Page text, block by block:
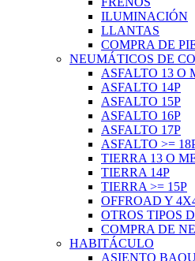
ILUMINACIÓN
LLANTAS
COMPRA DE
NEUMÁTICOS DE
ASFALTO 13 O
ASFALTO 14P
ASFALTO 15P
ASFALTO 16P
ASFALTO 17P
ASFALTO >=
TIERRA 13 O
TIERRA 14P
TIERRA >= 15P
OFFROAD Y
OTROS TIPOS
COMPRA DE
HABITÁCULO
ASIENTO